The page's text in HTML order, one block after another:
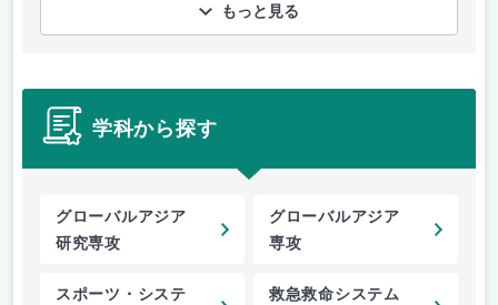
もっと見る
学科から探す
グローバルアジア
研究専攻
グローバルアジア
専攻
スポーツ・システ
救急救命システム